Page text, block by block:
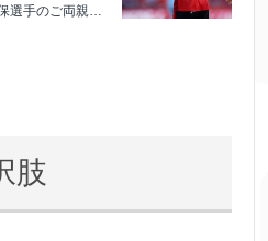
選手のご両親の
！
肢